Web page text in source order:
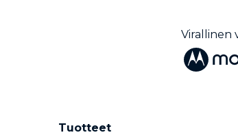
Virallinen
Tuotteet